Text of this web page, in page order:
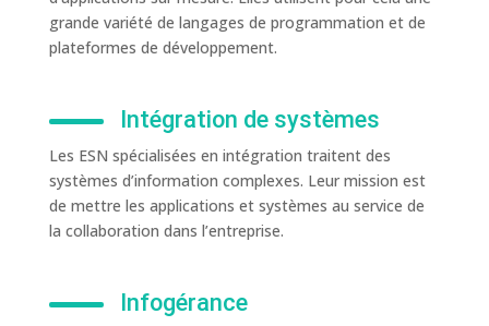
grande variété de langages de programmation et de
plateformes de développement.
Intégration de systèmes
Les ESN spécialisées en intégration traitent des
systèmes d’information complexes. Leur mission est
de mettre les applications et systèmes au service de
la collaboration dans l’entreprise.
Infogérance